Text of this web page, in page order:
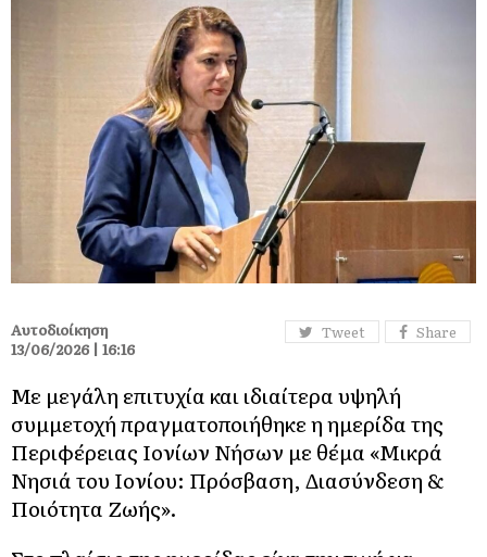
Tweet Share
Αυτοδιοίκηση
13/06/2026 | 16:16
Με μεγάλη επιτυχία και ιδιαίτερα υψηλή
συμμετοχή πραγματοποιήθηκε η ημερίδα της
Περιφέρειας Ιονίων Νήσων με θέμα «Μικρά
Νησιά του Ιονίου: Πρόσβαση, Διασύνδεση &
Ποιότητα Ζωής».